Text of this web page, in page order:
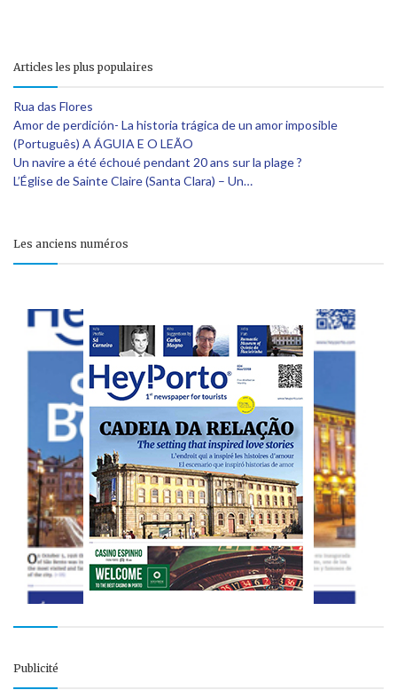
Articles les plus populaires
Rua das Flores
Amor de perdición- La historia trágica de un amor imposible
(Português) A ÁGUIA E O LEÃO
Un navire a été échoué pendant 20 ans sur la plage ?
L’Église de Sainte Claire (Santa Clara) – Un…
Les anciens numéros
Publicité